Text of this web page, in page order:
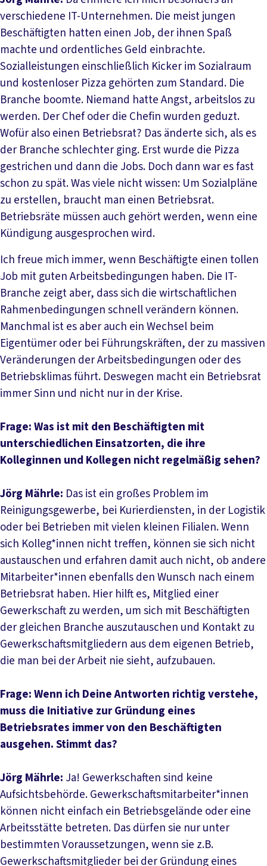
verschiedene IT-Unternehmen. Die meist jungen
Beschäftigten hatten einen Job, der ihnen Spaß
machte und ordentliches Geld einbrachte.
Sozialleistungen einschließlich Kicker im Sozialraum
und kostenloser Pizza gehörten zum Standard. Die
Branche boomte. Niemand hatte Angst, arbeitslos zu
werden. Der Chef oder die Chefin wurden geduzt.
Wofür also einen Betriebsrat? Das änderte sich, als es
der Branche schlechter ging. Erst wurde die Pizza
gestrichen und dann die Jobs. Doch dann war es fast
schon zu spät. Was viele nicht wissen: Um Sozialpläne
zu erstellen, braucht man einen Betriebsrat.
Betriebsräte müssen auch gehört werden, wenn eine
Kündigung ausgesprochen wird.
Ich freue mich immer, wenn Beschäftigte einen tollen
Job mit guten Arbeitsbedingungen haben. Die IT-
Branche zeigt aber, dass sich die wirtschaftlichen
Rahmenbedingungen schnell verändern können.
Manchmal ist es aber auch ein Wechsel beim
Eigentümer oder bei Führungskräften, der zu massiven
Veränderungen der Arbeitsbedingungen oder des
Betriebsklimas führt. Deswegen macht ein Betriebsrat
immer Sinn und nicht nur in der Krise.
Frage: Was ist mit den Beschäftigten mit
unterschiedlichen Einsatzorten, die ihre
Kolleginnen und Kollegen nicht regelmäßig sehen?
Jörg Mährle: Das ist ein großes Problem im
Reinigungsgewerbe, bei Kurierdiensten, in der Logistik
oder bei Betrieben mit vielen kleinen Filialen. Wenn
sich Kolleg*innen nicht treffen, können sie sich nicht
austauschen und erfahren damit auch nicht, ob andere
Mitarbeiter*innen ebenfalls den Wunsch nach einem
Betriebsrat haben. Hier hilft es, Mitglied einer
Gewerkschaft zu werden, um sich mit Beschäftigten
der gleichen Branche auszutauschen und Kontakt zu
Gewerkschaftsmitgliedern aus dem eigenen Betrieb,
die man bei der Arbeit nie sieht, aufzubauen.
Frage: Wenn ich Deine Antworten richtig verstehe,
muss die Initiative zur Gründung eines
Betriebsrates immer von den Beschäftigten
ausgehen. Stimmt das?
Jörg Mährle: Ja! Gewerkschaften sind keine
Aufsichtsbehörde. Gewerkschaftsmitarbeiter*innen
können nicht einfach ein Betriebsgelände oder eine
Arbeitsstätte betreten. Das dürfen sie nur unter
bestimmten Voraussetzungen, wenn sie z.B.
Gewerkschaftsmitglieder bei der Gründung eines